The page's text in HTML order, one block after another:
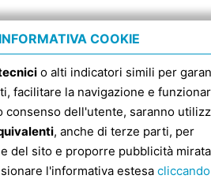
INFORMATIVA COOKIE
o alti indicatori simili per
facilitare la navigazione e
consenso dell'utente, saranno
, anche di terze parti, per
del sito e proporre pubblicità
l'informativa estesa